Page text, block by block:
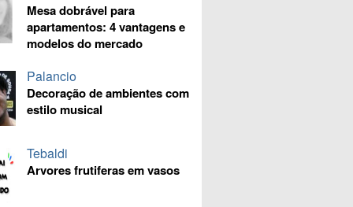
Mesa dobrável para
apartamentos: 4 vantagens e
modelos do mercado
Palancio
Decoração de ambientes com
estilo musical
Tebaldi
Arvores frutiferas em vasos